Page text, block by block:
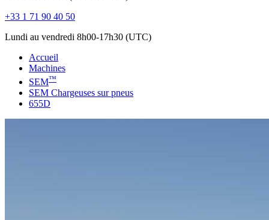
+33 1 71 90 40 50
Lundi au vendredi 8h00-17h30 (UTC)
Accueil
Machines
SEM™
SEM Chargeuses sur pneus
655D